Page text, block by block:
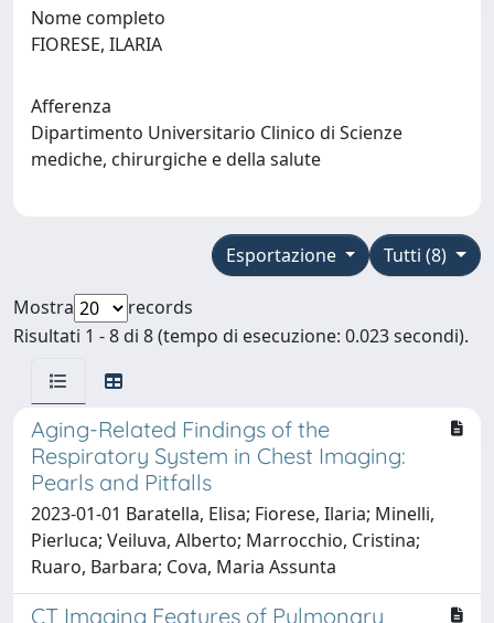
Nome completo
FIORESE, ILARIA
Afferenza
Dipartimento Universitario Clinico di Scienze
mediche, chirurgiche e della salute
Tutti (8)
Esportazione
Mostra
records
Risultati 1 - 8 di 8 (tempo di esecuzione: 0.023 secondi).
Aging-Related Findings of the
Respiratory System in Chest Imaging:
Pearls and Pitfalls
2023-01-01 Baratella, Elisa; Fiorese, Ilaria; Minelli,
Pierluca; Veiluva, Alberto; Marrocchio, Cristina;
Ruaro, Barbara; Cova, Maria Assunta
CT Imaging Features of Pulmonary